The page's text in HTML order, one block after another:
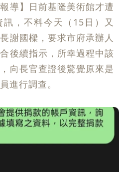
導】日前基隆美術館才遭
，不料今天（15日）又
謝國樑，要求市府承辦人
後續指示，所幸過程中該
向長官查證後驚覺原來是
進行調查。